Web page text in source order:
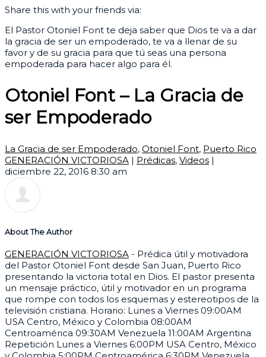
Share this with your friends via:
El Pastor Otoniel Font te deja saber que Dios te va a dar
la gracia de ser un empoderado, te va a llenar de su
favor y de su gracia para que tú seas una persona
empoderada para hacer algo para él.
Otoniel Font – La Gracia de
ser Empoderado
La Gracia de ser Empoderado, Otoniel Font, Puerto Rico
GENERACIÓN VICTORIOSA | Prédicas, Videos |
diciembre 22, 2016 8:30 am
About The Author
GENERACIÓN VICTORIOSA - Prédica útil y motivadora
del Pastor Otoniel Font desde San Juan, Puerto Rico
presentando la victoria total en Dios. El pastor presenta
un mensaje práctico, útil y motivador en un programa
que rompe con todos los esquemas y estereotipos de la
televisión cristiana. Horario: Lunes a Viernes 09:00AM
USA Centro, México y Colombia 08:00AM
Centroamérica 09:30AM Venezuela 11:00AM Argentina
Repetición Lunes a Viernes 6:00PM USA Centro, México